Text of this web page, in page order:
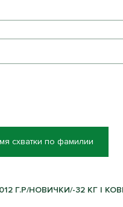
схватки по фамилии
Г.Р/НОВИЧКИ/-32 КГ |